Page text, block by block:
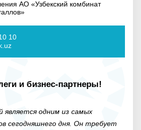
АО «Узбекский комбинат
10
и бизнес-партнеры!
является одним из самых
сегодняшнего дня. Он требует